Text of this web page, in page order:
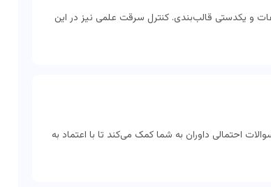
و یکدستی قالب‌بندی. کنترل سرقت علمی نیز در این
احتمالی داوران به شما کمک می‌کند تا با اعتماد به